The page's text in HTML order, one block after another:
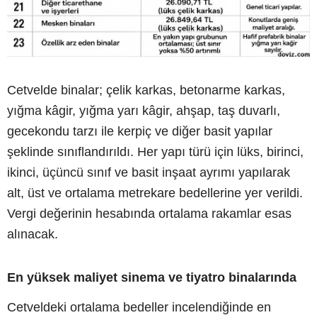
Cetvelde binalar; çelik karkas, betonarme karkas,
yığma kâgir, yığma yarı kâgir, ahşap, taş duvarlı,
gecekondu tarzı ile kerpiç ve diğer basit yapılar
şeklinde sınıflandırıldı. Her yapı türü için lüks, birinci,
ikinci, üçüncü sınıf ve basit inşaat ayrımı yapılarak
alt, üst ve ortalama metrekare bedellerine yer verildi.
Vergi değerinin hesabında ortalama rakamlar esas
alınacak.
En yüksek maliyet sinema ve tiyatro binalarında
Cetveldeki ortalama bedeller incelendiğinde en